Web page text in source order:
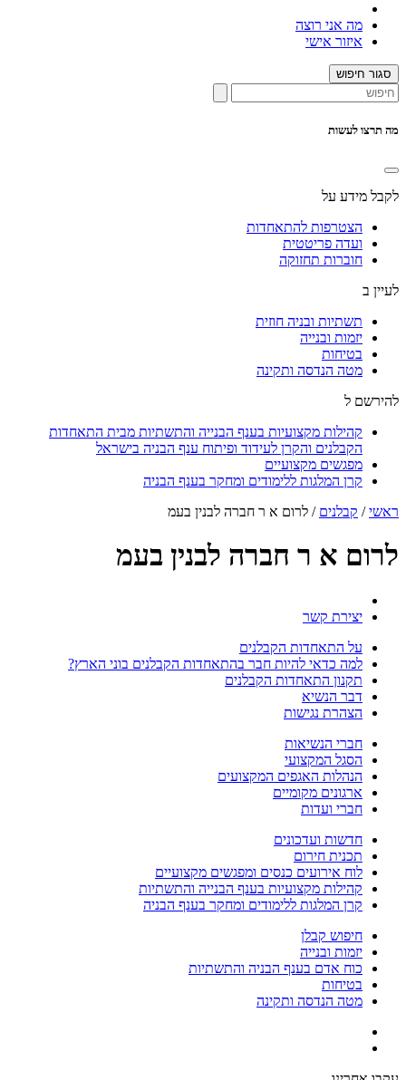
מה אני רוצה
איזור אישי
סגור חיפוש
מה תרצו לעשות
לקבל מידע על
הצטרפות להתאחדות
ועדה פריטטית
חוברות תחזוקה
לעיין ב
תשתיות ובניה חוזית
יזמות ובנייה
בטיחות
מטה הנדסה ותקינה
להירשם ל
קהילות מקצועיות בענף הבנייה והתשתיות מבית התאחדות
הקבלנים והקרן לעידוד ופיתוח ענף הבניה בישראל
מפגשים מקצועיים
קרן המלגות ללימודים ומחקר בענף הבניה
ראשי/ קבלנים / לרום א ר חברה לבנין בעמ
לרום א ר חברה לבנין בעמ
יצירת קשר
על התאחדות הקבלנים
למה כדאי להיות חבר בהתאחדות הקבלנים בוני הארץ?
תקנון התאחדות הקבלנים
דבר הנשיא
הצהרת נגישות
חברי הנשיאות
הסגל המקצועי
הנהלות האגפים המקצועים
ארגונים מקומיים
חברי ועדות
חדשות ועדכונים
תכנית חירום
לוח אירועים כנסים ומפגשים מקצועיים
קהילות מקצועיות בענף הבנייה והתשתיות
קרן המלגות ללימודים ומחקר בענף הבניה
חיפוש קבלן
יזמות ובנייה
כוח אדם בענף הבניה והתשתיות
בטיחות
מטה הנדסה ותקינה